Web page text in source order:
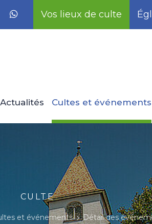
Vos lieux de culte
Actualités Cultes et événements
CULTE
et événements Détail des